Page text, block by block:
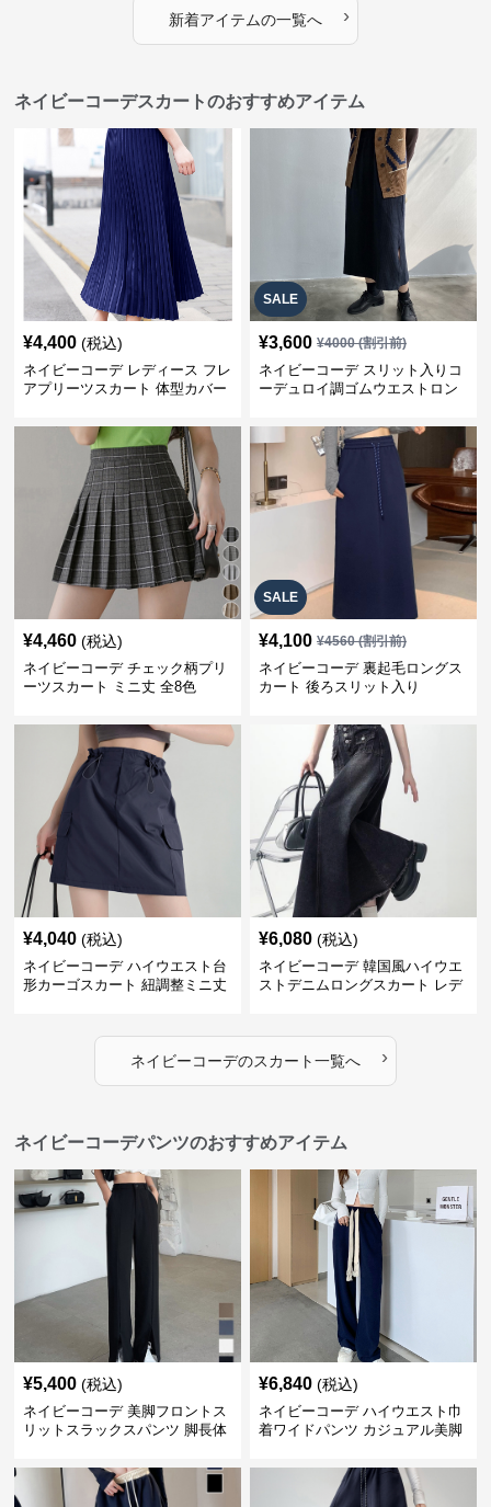
新着アイテムの一覧へ ›
ネイビーコーデスカートのおすすめアイテム
¥4,400 (税込)
ネイビーコーデ レディース フレ
アプリーツスカート 体型カバー
ト
SALE
¥3,600 ¥4000(割引前)
ネイビーコーデ スリット入りコ
ーデュロイ調ゴムウエストロン
¥4,460 (税込)
ネイビーコーデ チェック柄プリ
ーツスカート ミニ丈 全8色
SALE
¥4,100 ¥4560(割引前)
ネイビーコーデ 裏起毛ロングス
カート 後ろスリット入り
¥4,040 (税込)
ネイビーコーデ ハイウエスト台
形カーゴスカート 紐調整ミニ丈
¥6,080 (税込)
ネイビーコーデ 韓国風ハイウエ
ストデニムロングスカート レデ
ネイビーコーデのスカート一覧へ ›
ネイビーコーデパンツのおすすめアイテム
¥5,400 (税込)
ネイビーコーデ 美脚フロントス
リットスラックスパンツ 脚長体
¥6,840 (税込)
ネイビーコーデ ハイウエスト巾
着ワイドパンツ カジュアル美脚